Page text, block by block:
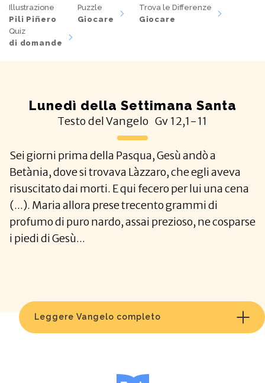
Illustrazione
Pili Piñero
Puzzle
Giocare
Trova le Differenze
Giocare
Quiz
di domande
Lunedì della Settimana Santa
Testo del Vangelo Gv 12,1-11
Sei giorni prima della Pasqua, Gesù andò a
Betània, dove si trovava Làzzaro, che egli aveva
risuscitato dai morti. E qui fecero per lui una cena
(...). Maria allora prese trecento grammi di
profumo di puro nardo, assai prezioso, ne cosparse
i piedi di Gesù...
Leggere Vangelo completo